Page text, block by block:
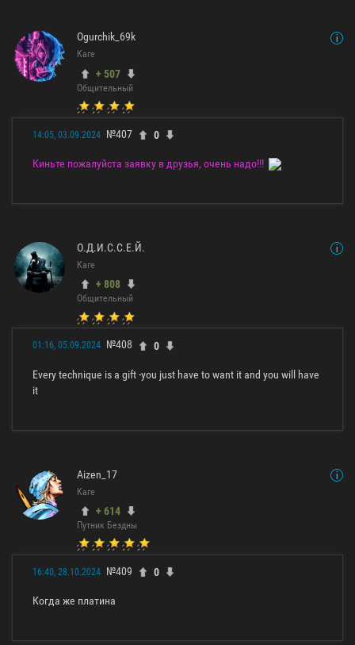
Ogurchik_69k
Каге
+ 507
Общительный
14:05, 03.09.2024 №407 0
Киньте пожалуйста заявку в друзья, очень надо!!!
О.Д.И.С.С.Е.Й.
Каге
+ 808
Общительный
01:16, 05.09.2024 №408 0
Every technique is a gift -you just have to want it and you will have
it
Aizen_17
Каге
+ 614
Путник Бездны
16:40, 28.10.2024 №409 0
Когда же платина